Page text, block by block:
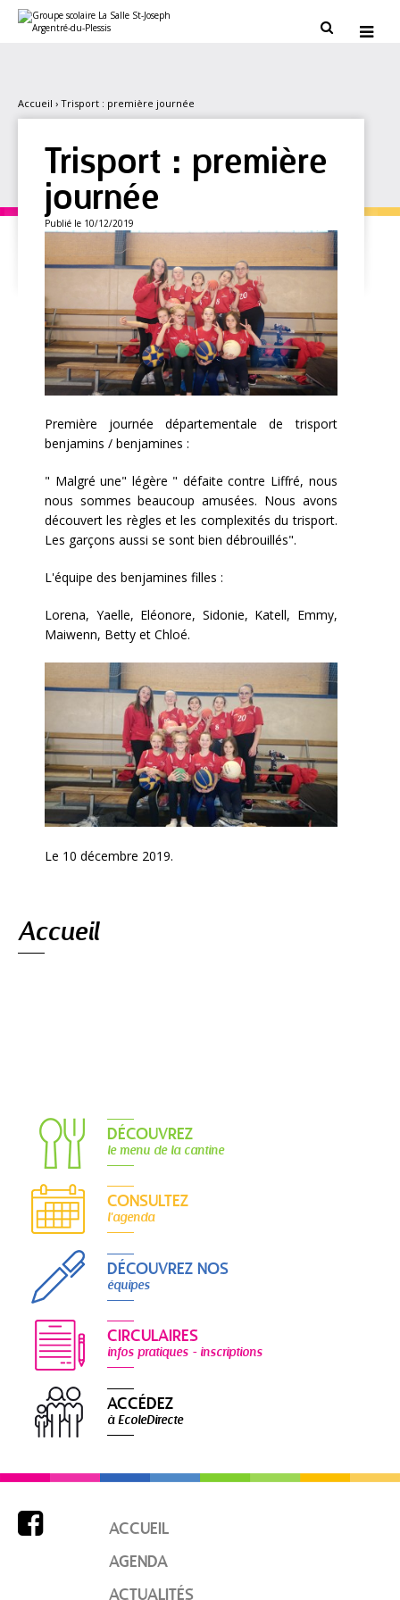
contenu.
personnels
 
Accueil › Trisport : première journée
Trisport : première
journée
Publié le 10/12/2019
Première journée départementale de trisport
benjamins / benjamines :
" Malgré une" légère " défaite contre Liffré, nous
nous sommes beaucoup amusées. Nous avons
découvert les règles et les complexités du trisport.
Les garçons aussi se sont bien débrouillés".
L'équipe des benjamines filles :
Lorena, Yaelle, Eléonore, Sidonie, Katell, Emmy,
Maiwenn, Betty et Chloé.
Le 10 décembre 2019.
Accueil
DÉCOUVREZ
le menu de la cantine
CONSULTEZ
l'agenda
DÉCOUVREZ NOS
équipes
CIRCULAIRES
infos pratiques - inscriptions
ACCÉDEZ
à EcoleDirecte

ACCUEIL
AGENDA
ACTUALITÉS